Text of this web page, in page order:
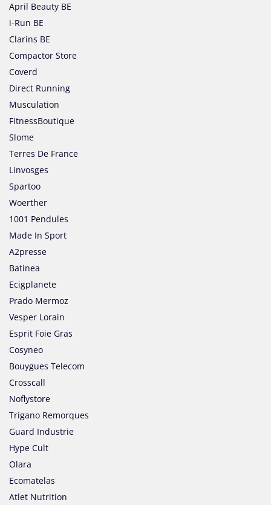
April Beauty BE
i-Run BE
Clarins BE
Compactor Store
Coverd
Direct Running
Musculation
FitnessBoutique
Slome
Terres De France
Linvosges
Spartoo
Woerther
1001 Pendules
Made In Sport
A2presse
Batinea
Ecigplanete
Prado Mermoz
Vesper Lorain
Esprit Foie Gras
Cosyneo
Bouygues Telecom
Crosscall
Noflystore
Trigano Remorques
Guard Industrie
Hype Cult
Olara
Ecomatelas
Atlet Nutrition